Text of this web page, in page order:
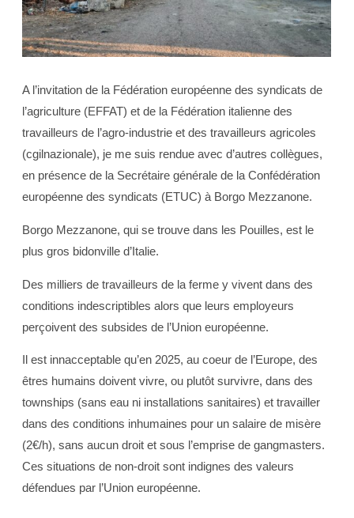
A l’invitation de la Fédération européenne des syndicats de
l’agriculture (EFFAT) et de la Fédération italienne des
travailleurs de l’agro-industrie et des travailleurs agricoles
(cgilnazionale), je me suis rendue avec d’autres collègues,
en présence de la Secrétaire générale de la Confédération
européenne des syndicats (ETUC) à Borgo Mezzanone.
Borgo Mezzanone, qui se trouve dans les Pouilles, est le
plus gros bidonville d’Italie.
Des milliers de travailleurs de la ferme y vivent dans des
conditions indescriptibles alors que leurs employeurs
perçoivent des subsides de l’Union européenne.
Il est innacceptable qu’en 2025, au coeur de l’Europe, des
êtres humains doivent vivre, ou plutôt survivre, dans des
townships (sans eau ni installations sanitaires) et travailler
dans des conditions inhumaines pour un salaire de misère
(2€/h), sans aucun droit et sous l’emprise de gangmasters.
Ces situations de non-droit sont indignes des valeurs
défendues par l’Union européenne.